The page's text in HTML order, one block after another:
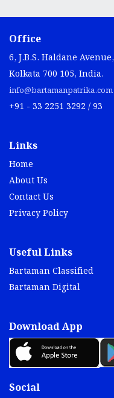
Office
6, J.B.S. Haldane Avenue,
Kolkata 700 105, India.
info@bartamanpatrika.com
+91 - 33 2251 3292 / 93
Links
Home
About Us
Contact Us
Privacy Policy
Useful Links
Bartaman Classified
Bartaman Digital
Download App
Social